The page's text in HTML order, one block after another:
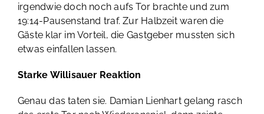
irgendwie doch noch aufs Tor brachte und zum
19:14-Pausenstand traf. Zur Halbzeit waren die
Gäste klar im Vorteil, die Gastgeber mussten sich
etwas einfallen lassen.
Starke Willisauer Reaktion
Genau das taten sie. Damian Lienhart gelang rasch